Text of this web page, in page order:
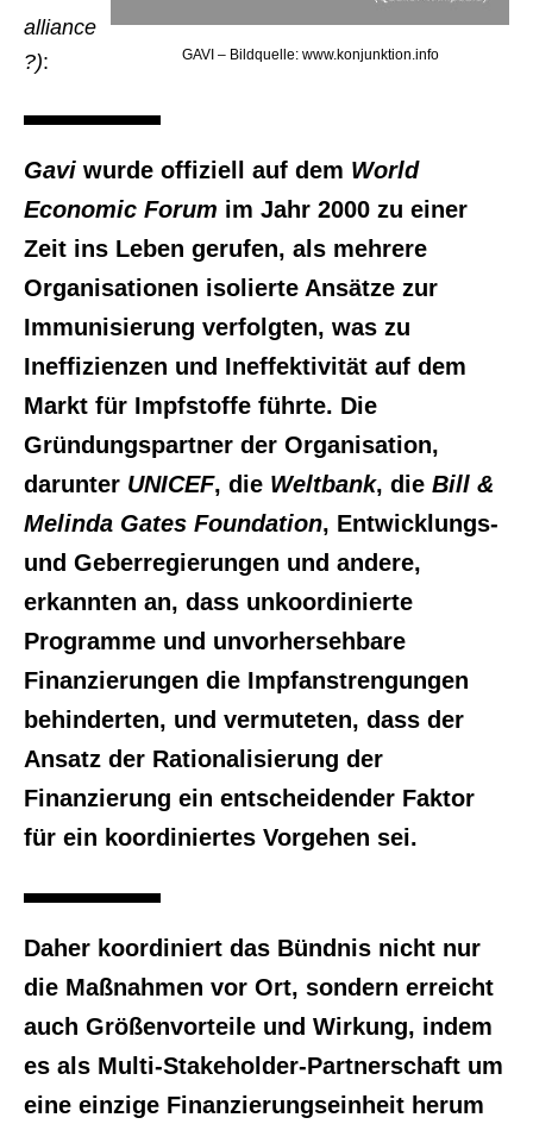
GAVI – Bildquelle: www.konjunktion.info
alliance
?):
Gavi wurde offiziell auf dem World
Economic Forum im Jahr 2000 zu einer
Zeit ins Leben gerufen, als mehrere
Organisationen isolierte Ansätze zur
Immunisierung verfolgten, was zu
Ineffizienzen und Ineffektivität auf dem
Markt für Impfstoffe führte. Die
Gründungspartner der Organisation,
darunter UNICEF, die Weltbank, die Bill &
Melinda Gates Foundation, Entwicklungs-
und Geberregierungen und andere,
erkannten an, dass unkoordinierte
Programme und unvorhersehbare
Finanzierungen die Impfanstrengungen
behinderten, und vermuteten, dass der
Ansatz der Rationalisierung der
Finanzierung ein entscheidender Faktor
für ein koordiniertes Vorgehen sei.
Daher koordiniert das Bündnis nicht nur
die Maßnahmen vor Ort, sondern erreicht
auch Größenvorteile und Wirkung, indem
es als Multi-Stakeholder-Partnerschaft um
eine einzige Finanzierungseinheit herum